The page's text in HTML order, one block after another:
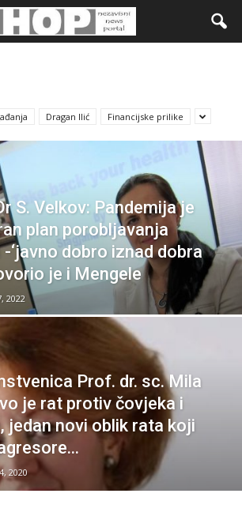
Dragan Ilić Financijske prilike
S. Velkov: Pandemija je
plan porobljavanja
‘javno dobro iznad dobra
je i Mengele
2022
Prof. dr. sc. Mila
je rat protiv čovjeka i
jedan novi oblik rata koji
2020